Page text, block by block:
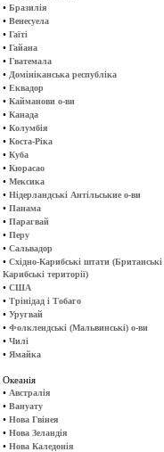
• Бразилія
• Венесуела
• Гаїті
• Гайана
• Гватемала
• Домініканська республіка
• Еквадор
• Кайманови о-ви
• Канада
• Колумбія
• Коста-Ріка
• Куба
• Кюрасао
• Мексика
• Нідерландські Антільськие о-ви
• Панама
• Парагвай
• Перу
• Сальвадор
• Східно-Карибські штати (Британські
Карибські території)
• США
• Трінідад і Тобаго
• Уругвай
• Фолклендські (Мальвинські) о-ви
• Чилі
• Ямайка
Океанія
• Австралія
• Вануату
• Нова Гвінея
• Нова Зеландія
• Нова Каледонія